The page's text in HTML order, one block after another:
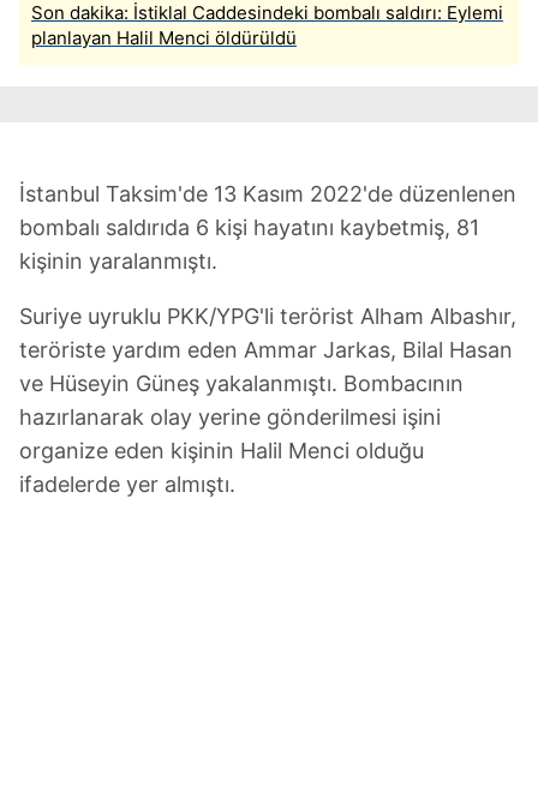
Son dakika: İstiklal Caddesindeki bombalı saldırı: Eylemi
planlayan Halil Menci öldürüldü
İstanbul Taksim'de 13 Kasım 2022'de düzenlenen
bombalı saldırıda 6 kişi hayatını kaybetmiş, 81
kişinin yaralanmıştı.
Suriye uyruklu PKK/YPG'li terörist Alham Albashır,
teröriste yardım eden Ammar Jarkas, Bilal Hasan
ve Hüseyin Güneş yakalanmıştı. Bombacının
hazırlanarak olay yerine gönderilmesi işini
organize eden kişinin Halil Menci olduğu
ifadelerde yer almıştı.